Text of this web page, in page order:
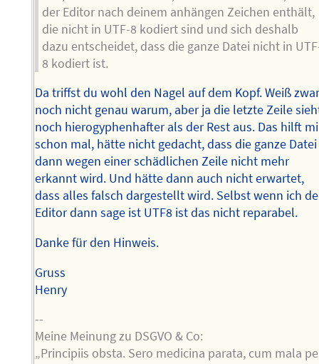
der Editor nach deinem anhängen Zeichen enthält,
die nicht in UTF-8 kodiert sind und sich deshalb
dazu entscheidet, dass die ganze Datei nicht in
8 kodiert ist.
Da triffst du wohl den Nagel auf dem Kopf. Weiß
noch nicht genau warum, aber ja die letzte Zeile
noch hierogyphenhafter als der Rest aus. Das hilft
schon mal, hätte nicht gedacht, dass die ganze Datei
dann wegen einer schädlichen Zeile nicht mehr
erkannt wird. Und hätte dann auch nicht erwartet,
dass alles falsch dargestellt wird. Selbst wenn ich
Editor dann sage ist UTF8 ist das nicht reparabel.
Danke für den Hinweis.
Gruss
Henry
--
Meine Meinung zu DSGVO & Co:
„Principiis obsta. Sero medicina parata, cum mala